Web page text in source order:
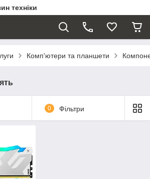
техніки
Комп'ютери та планшети
0 Фільтри